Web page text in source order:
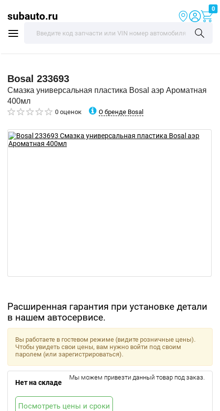
subauto.ru
0
Bosal 233693
Смазка универсальная пластика Bosal аэр Ароматная
400мл
0 оценок О бренде Bosal
Расширенная гарантия при установке детали
в нашем автосервисе.
Вы работаете в гостевом режиме (видите розничные цены).
Чтобы увидеть свои цены, вам нужно войти под своим
паролем (или зарегистрироваться).
Нет на складе
Мы можем привезти данный товар под заказ.
Посмотреть цены и сроки